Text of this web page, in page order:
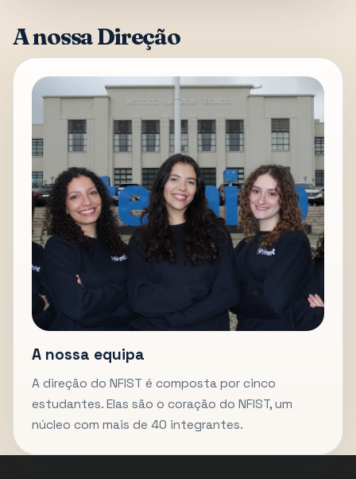
A nossa Direção
A nossa equipa
A direção do NFIST é composta por cinco
estudantes. Elas são o coração do NFIST, um
núcleo com mais de 40 integrantes.